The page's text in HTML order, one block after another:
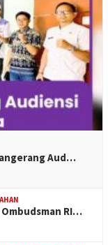
Aud…
RI…